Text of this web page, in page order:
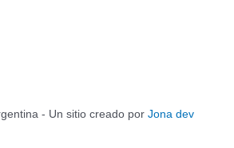
- Un sitio creado por Jona dev